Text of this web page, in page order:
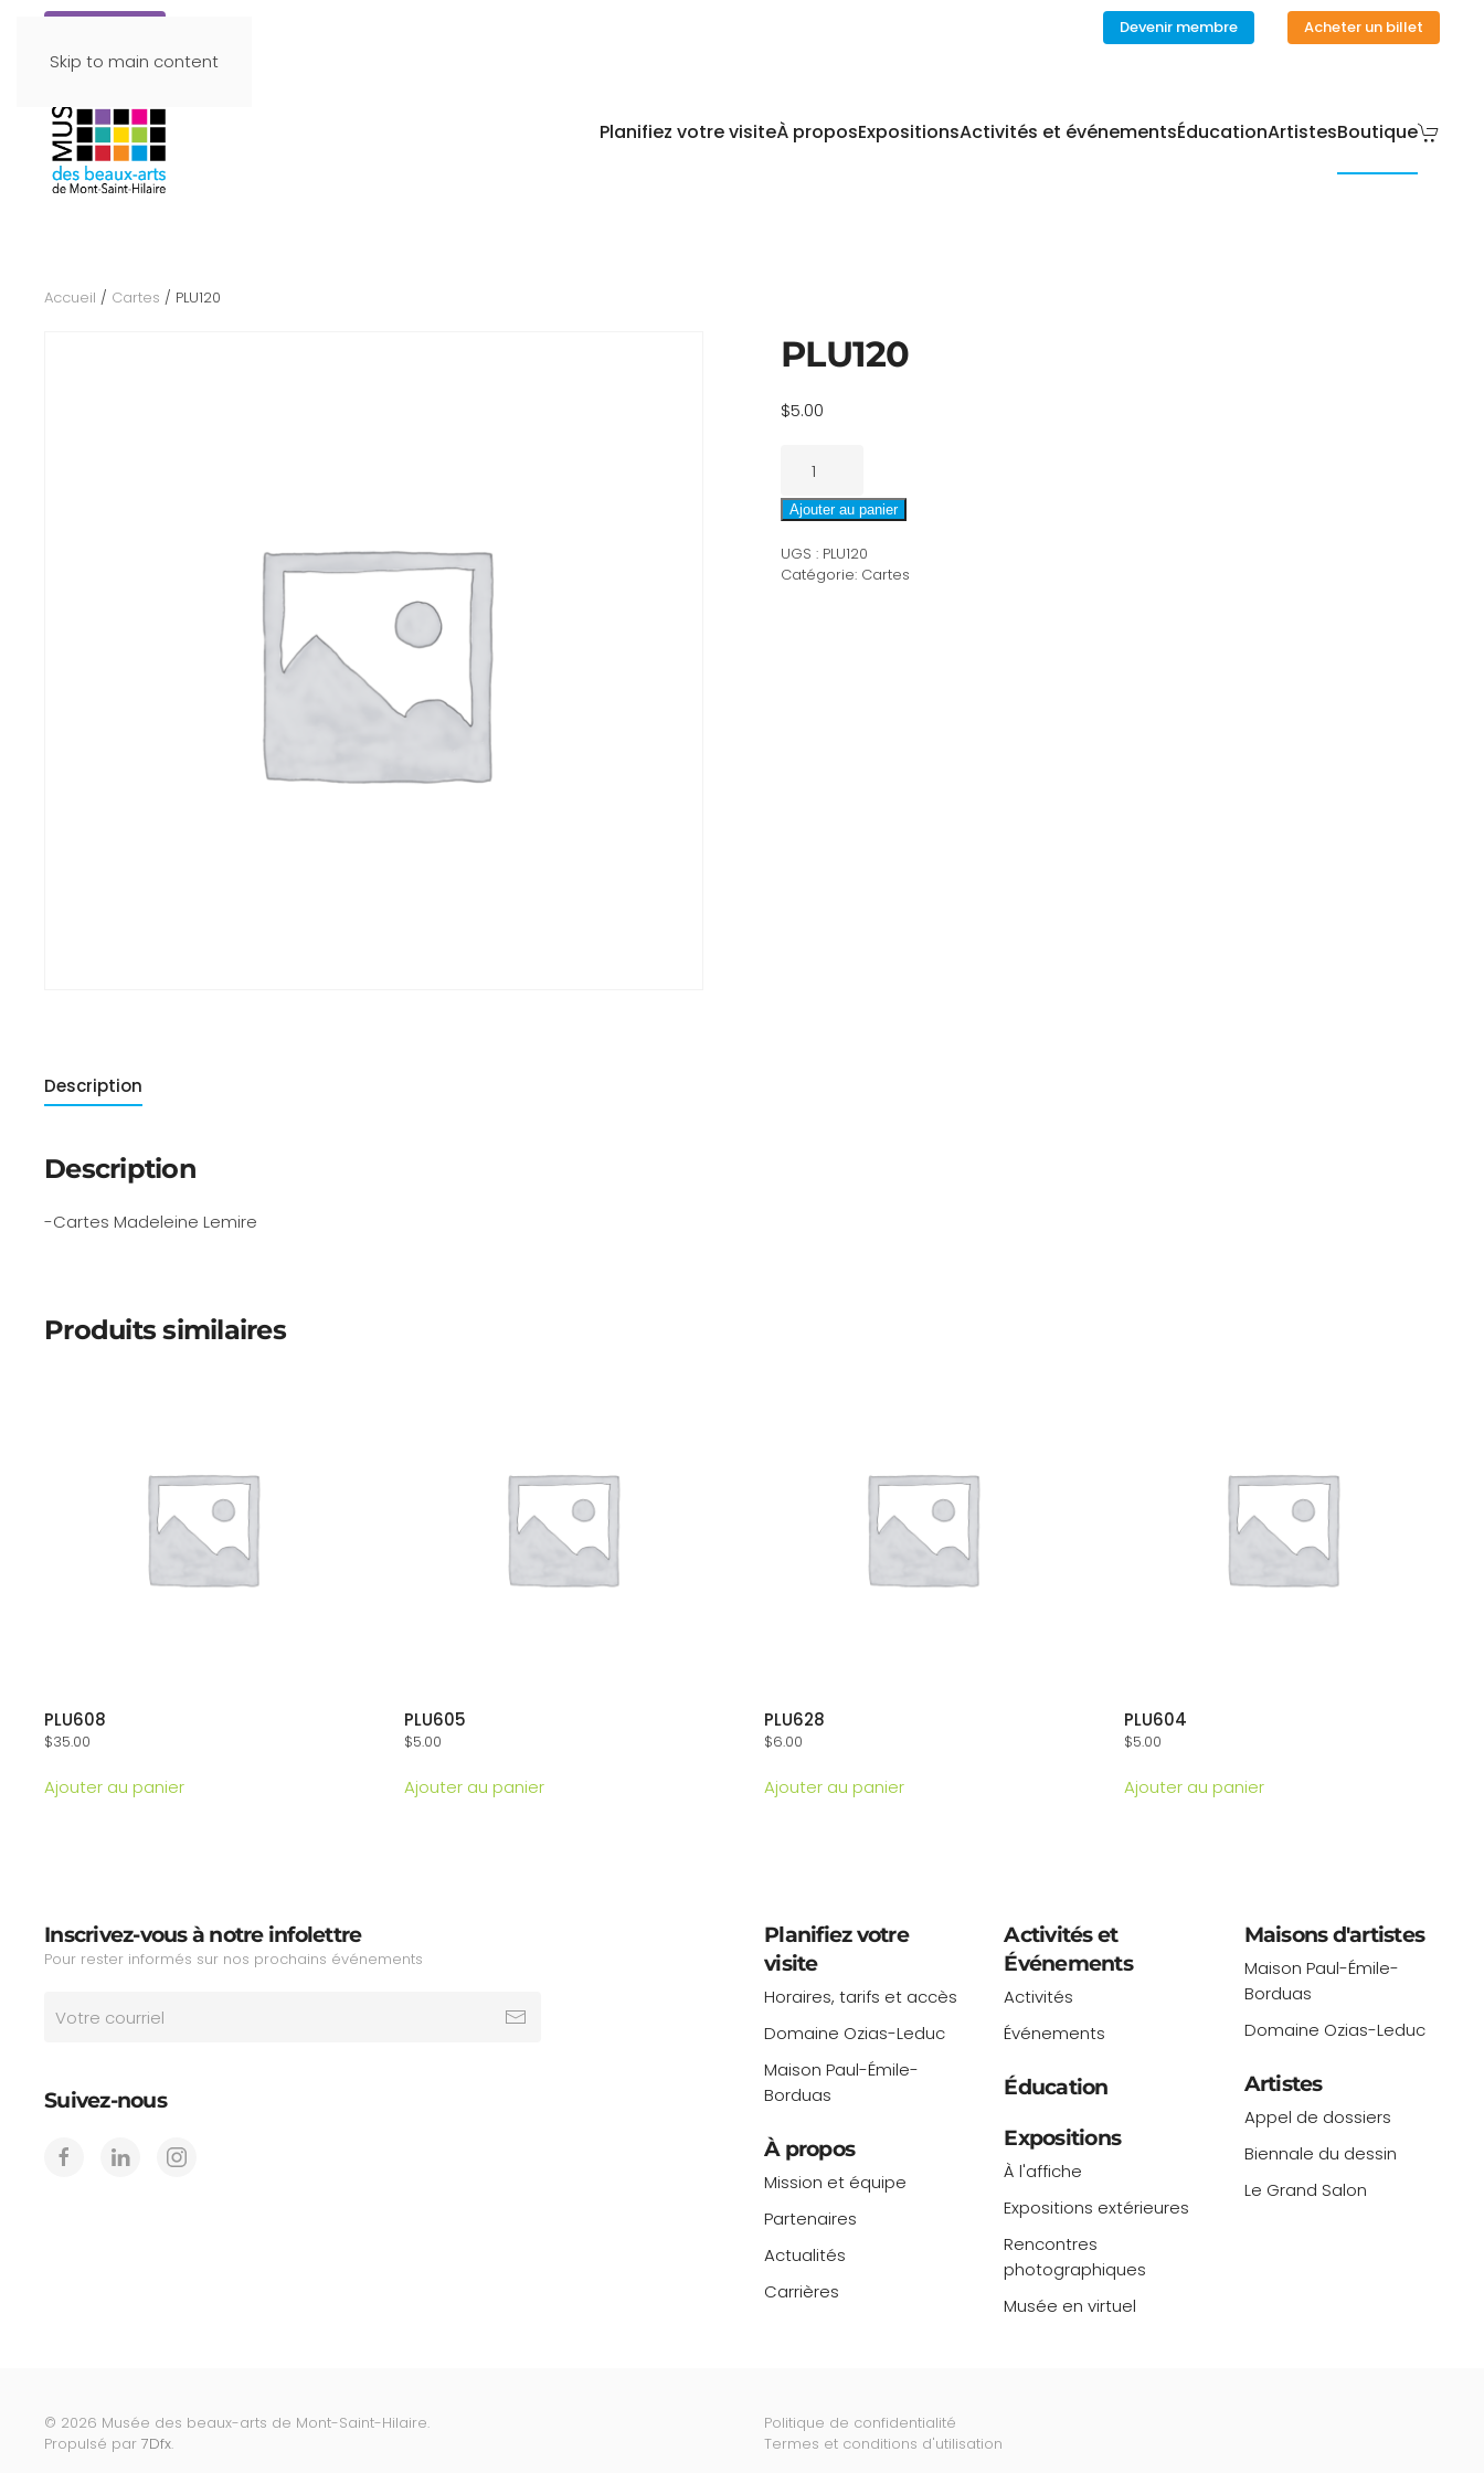
Skip to main content
Devenir membre Acheter un billet
Planifiez votre visiteÀ proposExpositionsActivités et événementsÉducationArtistesBoutique
Accueil / Cartes / PLU120
PLU120
$5.00
PLU120
Ajouter au panier
UGS : PLU120
Catégorie: Cartes
Description
Description
-Cartes Madeleine Lemire
Produits similaires
PLU608
$35.00
Ajouter au panier
PLU605
$5.00
Ajouter au panier
PLU628
$6.00
Ajouter au panier
PLU604
$5.00
Ajouter au panier
Inscrivez-vous à notre infolettre
Pour rester informés sur nos prochains événements
Suivez-nous
Planifiez votre
visite
Horaires, tarifs et accès
Domaine Ozias-Leduc
Maison Paul-Émile-
Borduas
À propos
Mission et équipe
Partenaires
Actualités
Carrières
Activités et
Événements
Activités
Événements
Éducation
Expositions
À l'affiche
Expositions extérieures
Rencontres
photographiques
Musée en virtuel
Maisons d'artistes
Maison Paul-Émile-
Borduas
Domaine Ozias-Leduc
Artistes
Appel de dossiers
Biennale du dessin
Le Grand Salon
© 2026 Musée des beaux-arts de Mont-Saint-Hilaire.
Propulsé par 7Dfx.
Politique de confidentialité
Termes et conditions d'utilisation